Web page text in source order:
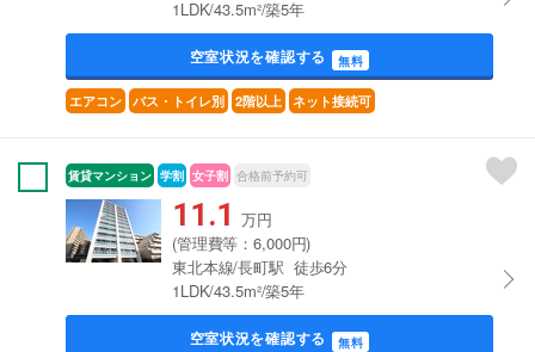
1LDK/43.5m²/築5年
空室状況を確認する 無料
エアコン バス・トイレ別 2階以上 ネット接続可
賃貸マンション 学割 女子割 合格前予約可
11.1 万円
(管理費等：6,000円)
東北本線/長町駅 徒歩6分
1LDK/43.5m²/築5年
空室状況を確認する 無料